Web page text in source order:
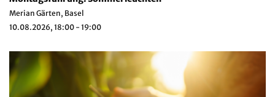
Merian Gärten, Basel
10.08.2026, 18:00 - 19:00